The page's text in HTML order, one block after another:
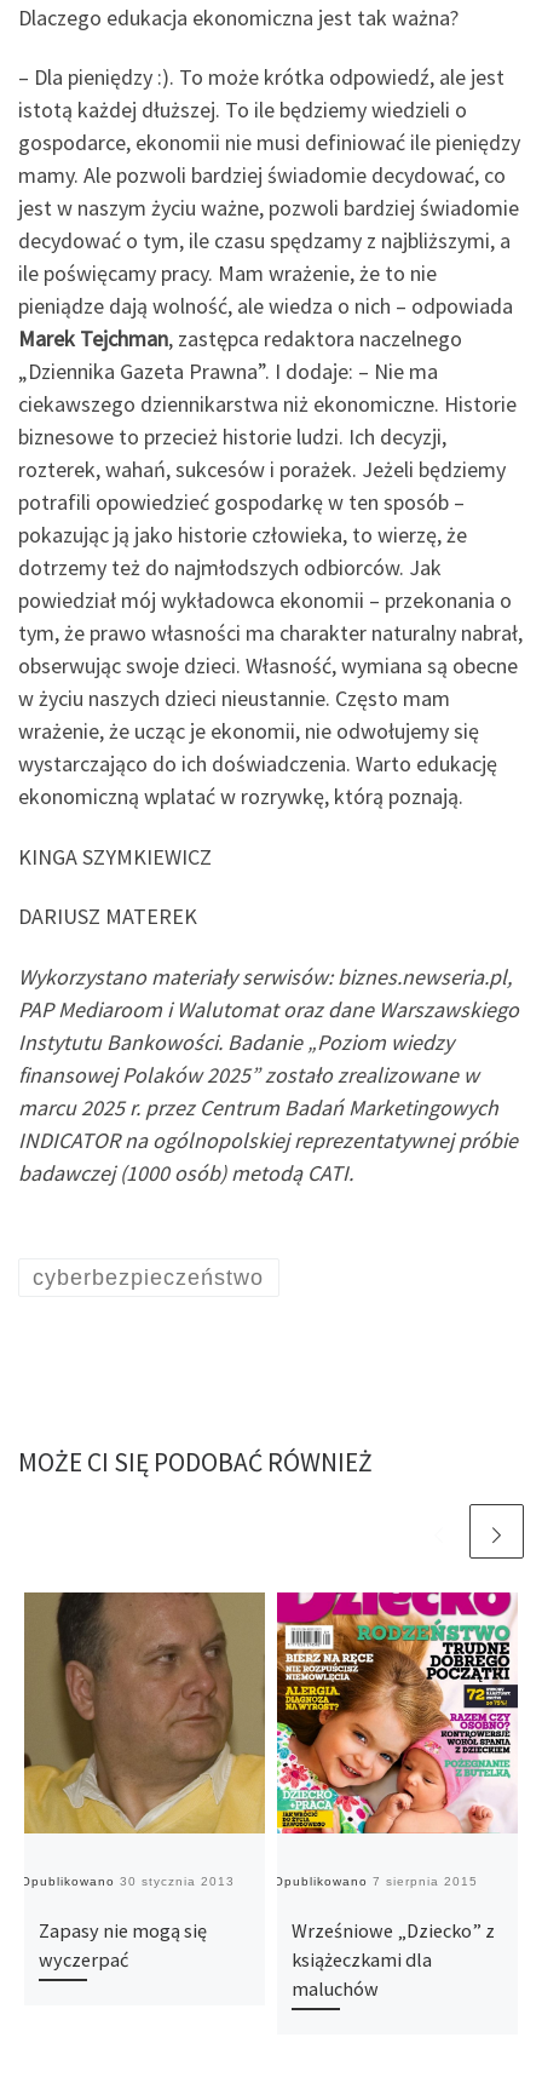
Dlaczego edukacja ekonomiczna jest tak ważna?
– Dla pieniędzy :). To może krótka odpowiedź, ale jest
istotą każdej dłuższej. To ile będziemy wiedzieli o
gospodarce, ekonomii nie musi definiować ile pieniędzy
mamy. Ale pozwoli bardziej świadomie decydować, co
jest w naszym życiu ważne, pozwoli bardziej świadomie
decydować o tym, ile czasu spędzamy z najbliższymi, a
ile poświęcamy pracy. Mam wrażenie, że to nie
pieniądze dają wolność, ale wiedza o nich – odpowiada
Marek Tejchman, zastępca redaktora naczelnego
„Dziennika Gazeta Prawna”. I dodaje: – Nie ma
ciekawszego dziennikarstwa niż ekonomiczne. Historie
biznesowe to przecież historie ludzi. Ich decyzji,
rozterek, wahań, sukcesów i porażek. Jeżeli będziemy
potrafili opowiedzieć gospodarkę w ten sposób –
pokazując ją jako historie człowieka, to wierzę, że
dotrzemy też do najmłodszych odbiorców. Jak
powiedział mój wykładowca ekonomii – przekonania o
tym, że prawo własności ma charakter naturalny nabrał,
obserwując swoje dzieci. Własność, wymiana są obecne
w życiu naszych dzieci nieustannie. Często mam
wrażenie, że ucząc je ekonomii, nie odwołujemy się
wystarczająco do ich doświadczenia. Warto edukację
ekonomiczną wplatać w rozrywkę, którą poznają.
KINGA SZYMKIEWICZ
DARIUSZ MATEREK
Wykorzystano materiały serwisów: biznes.newseria.pl,
PAP Mediaroom i Walutomat oraz dane Warszawskiego
Instytutu Bankowości. Badanie „Poziom wiedzy
finansowej Polaków 2025” zostało zrealizowane w
marcu 2025 r. przez Centrum Badań Marketingowych
INDICATOR na ogólnopolskiej reprezentatywnej próbie
badawczej (1000 osób) metodą CATI.
cyberbezpieczeństwo
MOŻE CI SIĘ PODOBAĆ RÓWNIEŻ
Opublikowano 30 stycznia 2013
Zapasy nie mogą się
wyczerpać
Opublikowano 7 sierpnia 2015
Wrześniowe „Dziecko” z
książeczkami dla
maluchów